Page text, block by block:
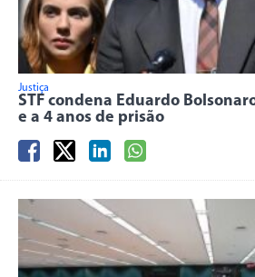
Justiça
STF condena Eduardo
e a 4 anos de prisão